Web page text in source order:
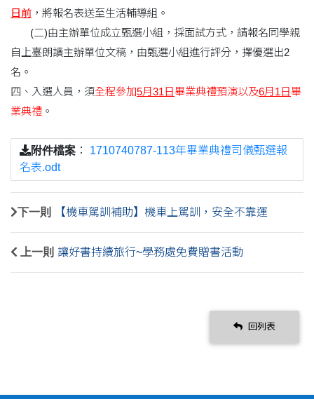
日前 ，將報名表送至生活輔導組。
(二)由主辦單位成立甄選小組，採面試方式，請報名同學親
自上臺朗讀主辦單位文稿，由甄選小組進行評分，擇優選出2
名。
四、入選人員，須全程參加5月31日畢業典禮預演以及6月1日畢
業典禮 。
附件檔案 ： 1710740787-113年畢業典禮司儀甄選報
名表.odt
下一則 【機車駕訓補助】機車上駕訓，安全不靠運
上一則 讓好書持續旅行~學務處免費贈書活動
回列表